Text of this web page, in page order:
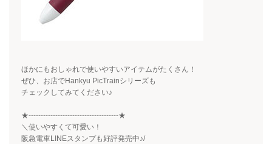
ほかにもおしゃれで使いやすいアイテムがたくさん！
ぜひ、お店でHankyu PicTrainシリーズも
チェックしてみてください♪
★-------------------------------------★
＼使いやすくて可愛い！
阪急電車LINEスタンプも好評発売中♪/